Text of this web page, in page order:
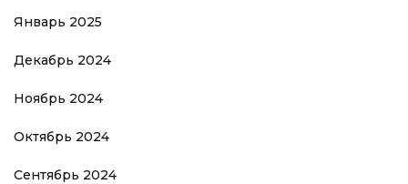
Январь 2025
Декабрь 2024
Ноябрь 2024
Октябрь 2024
Сентябрь 2024